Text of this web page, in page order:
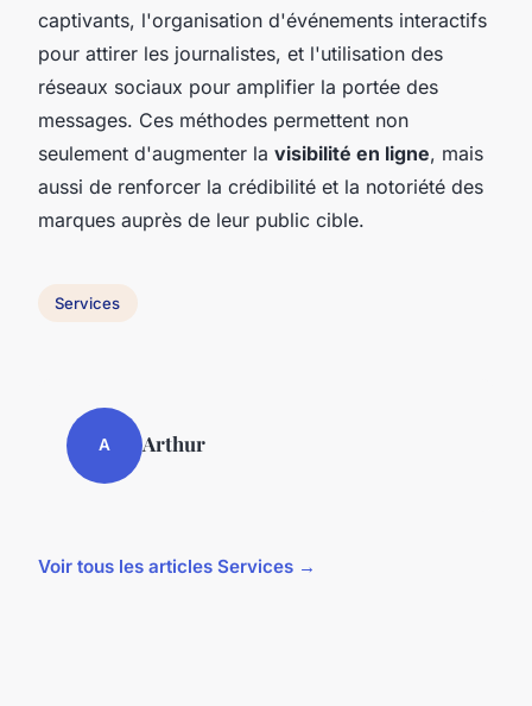
captivants, l'organisation d'événements interactifs
pour attirer les journalistes, et l'utilisation des
réseaux sociaux pour amplifier la portée des
messages. Ces méthodes permettent non
seulement d'augmenter la visibilité en ligne, mais
aussi de renforcer la crédibilité et la notoriété des
marques auprès de leur public cible.
Services
A Arthur
Voir tous les articles Services →